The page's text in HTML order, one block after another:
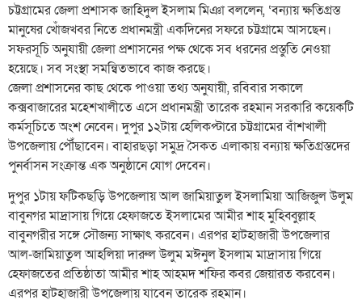
চট্টগ্রামের জেলা প্রশাসক জাহিদুল ইসলাম মিঞা বললেন, ‘বন্যায় ক্ষতিগ্রস্ত
মানুষের খোঁজখবর নিতে প্রধানমন্ত্রী একদিনের সফরে চট্টগ্রামে আসছেন।
সফরসূচি অনুযায়ী জেলা প্রশাসনের পক্ষ থেকে সব ধরনের প্রস্তুতি নেওয়া
হয়েছে। সব সংস্থা সমন্বিতভাবে কাজ করছে।
জেলা প্রশাসনের কাছ থেকে পাওয়া তথ্য অনুযায়ী, রবিবার সকালে
কক্সবাজারের মহেশখালীতে এসে প্রধানমন্ত্রী তারেক রহমান সরকারি কয়েকটি
কর্মসূচিতে অংশ নেবেন। দুপুর ১২টায় হেলিকপ্টারে চট্টগ্রামের বাঁশখালী
উপজেলায় পৌঁছাবেন। বাহারছড়া সমুদ্র সৈকত এলাকায় বন্যায় ক্ষতিগ্রস্তদের
পুনর্বাসন সংক্রান্ত এক অনুষ্ঠানে যোগ দেবেন।
দুপুর ১টায় ফটিকছড়ি উপজেলায় আল জামিয়াতুল ইসলামিয়া আজিজুল উলুম
বাবুনগর মাদ্রাসায় গিয়ে হেফাজতে ইসলামের আমীর শাহ মুহিব্বুল্লাহ
বাবুনগরীর সঙ্গে সৌজন্য সাক্ষাৎ করবেন। এরপর হাটহাজারী উপজেলার
আল-জামিয়াতুল আহলিয়া দারুল উলুম মঈনুল ইসলাম মাদ্রাসায় গিয়ে
হেফাজতের প্রতিষ্ঠাতা আমীর শাহ আহমদ শফির কবর জেয়ারত করবেন।
এরপর হাটহাজারী উপজেলায় যাবেন তারেক রহমান।